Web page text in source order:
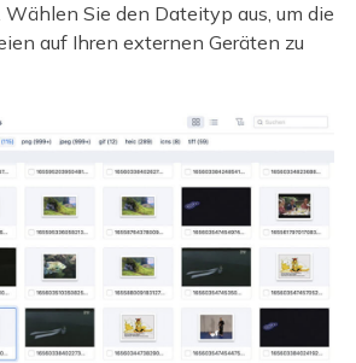
Sie den Dateityp aus, um die
auf Ihren externen Geräten zu